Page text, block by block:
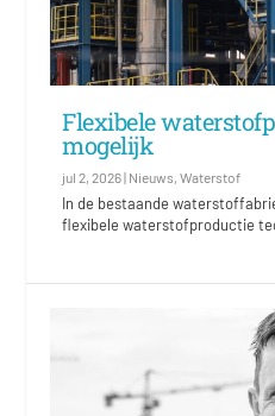
Flexibele
mogelijk
jul 2, 2026| Nieuws,Waterstof
In de bestaande
flexibele waterstofproductie